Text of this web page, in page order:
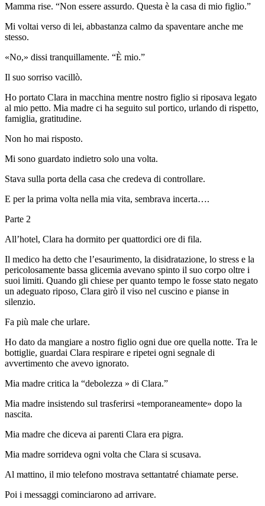
Mamma rise. “Non essere assurdo. Questa è la casa di mio figlio.”
Mi voltai verso di lei, abbastanza calmo da spaventare anche me
stesso.
«No,» dissi tranquillamente. “È mio.”
Il suo sorriso vacillò.
Ho portato Clara in macchina mentre nostro figlio si riposava legato
al mio petto. Mia madre ci ha seguito sul portico, urlando di rispetto,
famiglia, gratitudine.
Non ho mai risposto.
Mi sono guardato indietro solo una volta.
Stava sulla porta della casa che credeva di controllare.
E per la prima volta nella mia vita, sembrava incerta….
Parte 2
All’hotel, Clara ha dormito per quattordici ore di fila.
Il medico ha detto che l’esaurimento, la disidratazione, lo stress e la
pericolosamente bassa glicemia avevano spinto il suo corpo oltre i
suoi limiti. Quando gli chiese per quanto tempo le fosse stato negato
un adeguato riposo, Clara girò il viso nel cuscino e pianse in
silenzio.
Fa più male che urlare.
Ho dato da mangiare a nostro figlio ogni due ore quella notte. Tra le
bottiglie, guardai Clara respirare e ripetei ogni segnale di
avvertimento che avevo ignorato.
Mia madre critica la “debolezza » di Clara.”
Mia madre insistendo sul trasferirsi «temporaneamente» dopo la
nascita.
Mia madre che diceva ai parenti Clara era pigra.
Mia madre sorrideva ogni volta che Clara si scusava.
Al mattino, il mio telefono mostrava settantatré chiamate perse.
Poi i messaggi cominciarono ad arrivare.